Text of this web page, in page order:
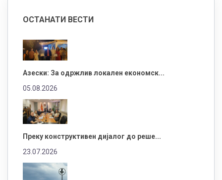
ОСТАНАТИ ВЕСТИ
Азески: За одржлив локален економск...
05.08.2026
Преку конструктивен дијалог до реше...
23.07.2026